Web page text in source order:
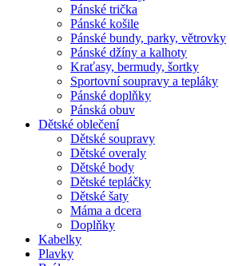
Pánské trička
Pánské košile
Pánské bundy, parky, větrovky
Pánské džíny a kalhoty
Kraťasy, bermudy, šortky
Sportovní soupravy a tepláky
Pánské doplňky
Pánská obuv
Dětské oblečení
Dětské soupravy
Dětské overaly
Dětské body
Dětské tepláčky
Dětské šaty
Máma a dcera
Doplňky
Kabelky
Plavky